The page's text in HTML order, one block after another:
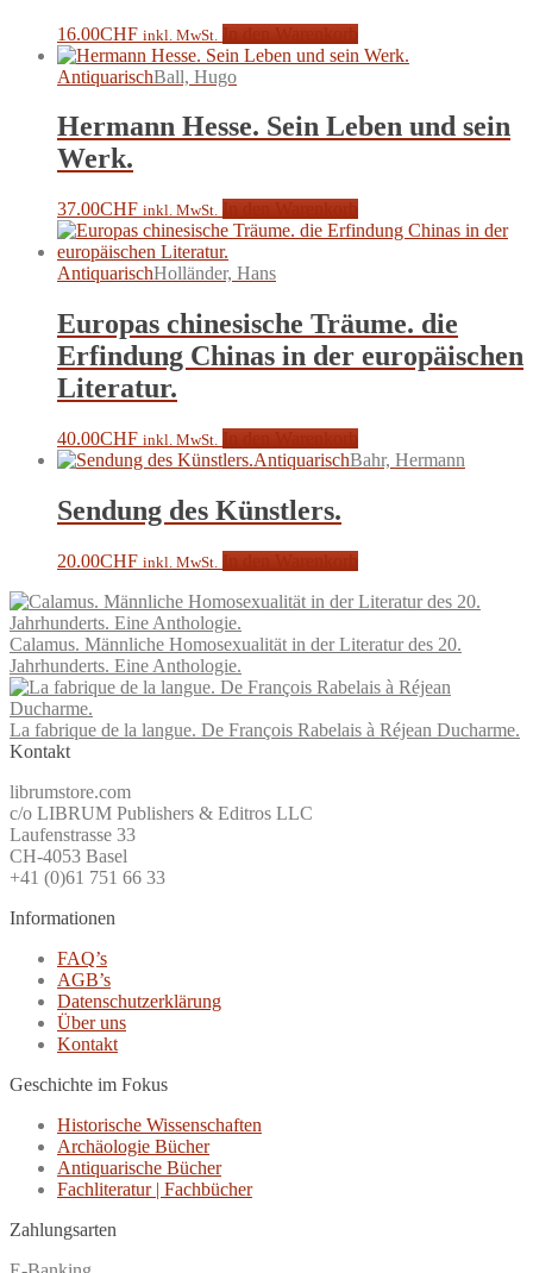
16.00CHF inkl. MwSt.
AntiquarischBall, Hugo
Hermann Hesse. Sein Leben und sein
Werk.
37.00CHF inkl. MwSt.
AntiquarischHolländer, Hans
Europas chinesische Träume. die
Erfindung Chinas in der europäischen
Literatur.
40.00CHF inkl. MwSt.
AntiquarischBahr, Hermann
Sendung des Künstlers.
20.00CHF inkl. MwSt.
Calamus. Männliche Homosexualität in der Literatur des 20.
Jahrhunderts. Eine Anthologie.
La fabrique de la langue. De François Rabelais à Réjean Ducharme.
Kontakt
librumstore.com
c/o LIBRUM Publishers & Editros LLC
Laufenstrasse 33
CH-4053 Basel
+41 (0)61 751 66 33
Informationen
FAQ’s
AGB’s
Datenschutzerklärung
Über uns
Kontakt
Geschichte im Fokus
Historische Wissenschaften
Archäologie Bücher
Antiquarische Bücher
Fachliteratur | Fachbücher
Zahlungsarten